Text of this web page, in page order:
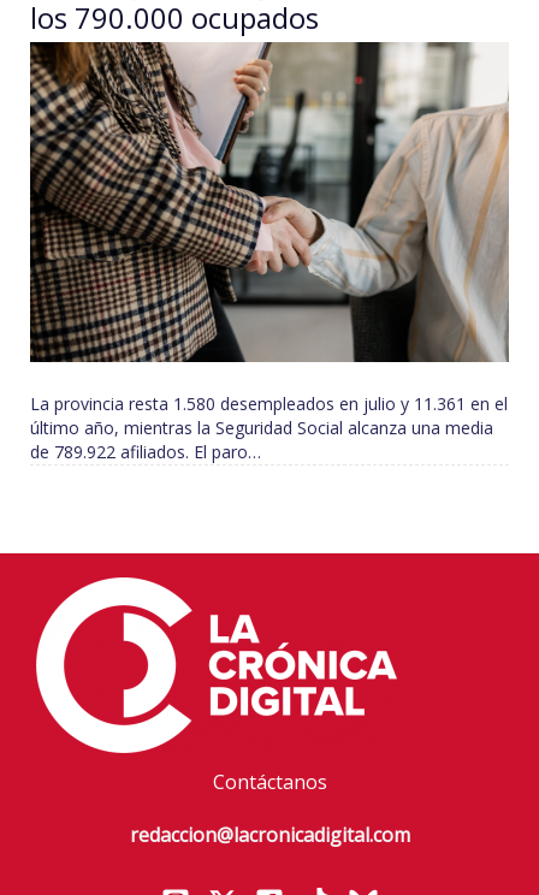
los 790.000 ocupados
La provincia resta 1.580 desempleados en julio y 11.361 en el
último año, mientras la Seguridad Social alcanza una media
de 789.922 afiliados. El paro…
Contáctanos
redaccion@lacronicadigital.com